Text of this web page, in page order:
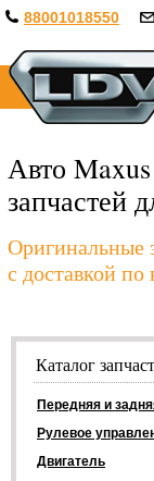
88001018550
Авто
запчастей
Оригинальные
с доставкой по
Каталог
Передняя и
Рулевое
Двигатель